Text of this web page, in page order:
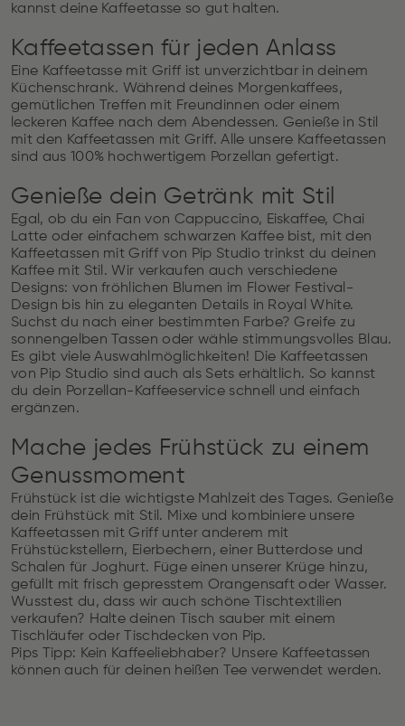
kannst deine Kaffeetasse so gut halten.
Kaffeetassen für jeden Anlass
Eine Kaffeetasse mit Griff ist unverzichtbar in deinem
Küchenschrank. Während deines Morgenkaffees,
gemütlichen Treffen mit Freundinnen oder einem
leckeren Kaffee nach dem Abendessen. Genieße in Stil
mit den Kaffeetassen mit Griff. Alle unsere Kaffeetassen
sind aus 100% hochwertigem Porzellan gefertigt.
Genieße dein Getränk mit Stil
Egal, ob du ein Fan von Cappuccino, Eiskaffee, Chai
Latte oder einfachem schwarzen Kaffee bist, mit den
Kaffeetassen mit Griff von Pip Studio trinkst du deinen
Kaffee mit Stil. Wir verkaufen auch verschiedene
Designs: von fröhlichen Blumen im Flower Festival-
Design bis hin zu eleganten Details in Royal White.
Suchst du nach einer bestimmten Farbe? Greife zu
sonnengelben Tassen oder wähle stimmungsvolles Blau.
Es gibt viele Auswahlmöglichkeiten! Die Kaffeetassen
von Pip Studio sind auch als Sets erhältlich. So kannst
du dein Porzellan-Kaffeeservice schnell und einfach
ergänzen.
Mache jedes Frühstück zu einem
Genussmoment
Frühstück ist die wichtigste Mahlzeit des Tages. Genieße
dein Frühstück mit Stil. Mixe und kombiniere unsere
Kaffeetassen mit Griff unter anderem mit
Frühstückstellern, Eierbechern, einer Butterdose und
Schalen für Joghurt. Füge einen unserer Krüge hinzu,
gefüllt mit frisch gepresstem Orangensaft oder Wasser.
Wusstest du, dass wir auch schöne Tischtextilien
verkaufen? Halte deinen Tisch sauber mit einem
Tischläufer oder Tischdecken von Pip.
Pips Tipp: Kein Kaffeeliebhaber? Unsere Kaffeetassen
können auch für deinen heißen Tee verwendet werden.